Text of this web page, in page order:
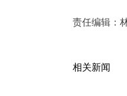
责任编辑：
相关新闻